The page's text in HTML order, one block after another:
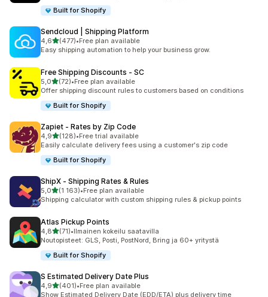
Built for Shopify
Sendcloud | Shipping Platform
4,6/ 5 tähteä
(477)
477 arvostelua yhteensä
•Free plan available
Easy shipping automation to help your business grow.
Free Shipping Discounts ‑ SC
5,0/ 5 tähteä
(72)
72 arvostelua yhteensä
•Free plan available
Offer shipping discount rules to customers based on conditions
Built for Shopify
Zapiet ‑ Rates by Zip Code
4,9/ 5 tähteä
(128)
128 arvostelua yhteensä
•Free trial available
Easily calculate delivery fees using a customer's zip code
Built for Shopify
ShipX ‑ Shipping Rates & Rules
5,0/ 5 tähteä
(1 163)
1163 arvostelua yhteensä
•Free plan available
Shipping calculator with custom shipping rules & pickup points
Atlas Pickup Points
4,8/ 5 tähteä
(71)
71 arvostelua yhteensä
•Ilmainen kokeilu saatavilla
Noutopisteet: GLS, Posti, PostNord, Bring ja 60+ yritystä
Built for Shopify
S Estimated Delivery Date Plus
4,9/ 5 tähteä
(401)
401 arvostelua yhteensä
•Free plan available
Show Estimated Delivery Date (EDD/ETA) plus delivery time